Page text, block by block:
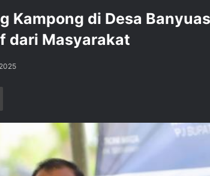
Kampong di Desa
dari Masyarakat
Print